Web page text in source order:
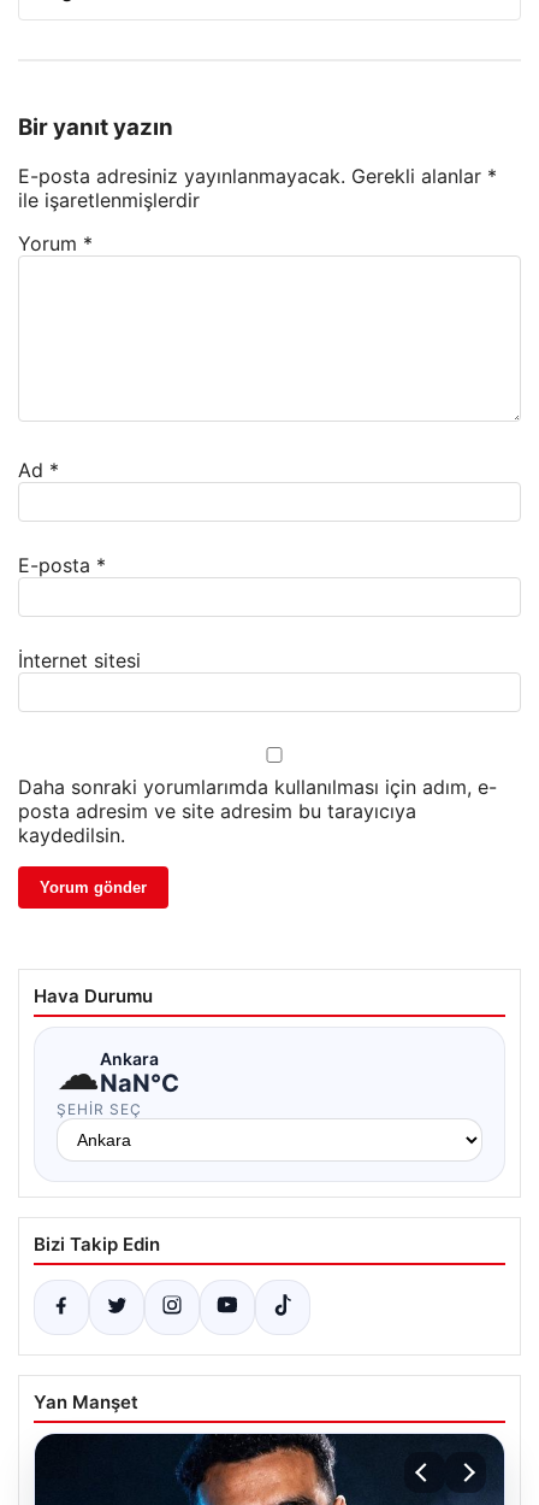
Bir yanıt yazın
E-posta adresiniz yayınlanmayacak. Gerekli alanlar *
ile işaretlenmişlerdir
Yorum *
Ad *
E-posta *
İnternet sitesi
Daha sonraki yorumlarımda kullanılması için adım, e-
posta adresim ve site adresim bu tarayıcıya
kaydedilsin.
Hava Durumu
☁Ankara
NaN°C
ŞEHIR SEÇ
Bizi Takip Edin
Yan Manşet